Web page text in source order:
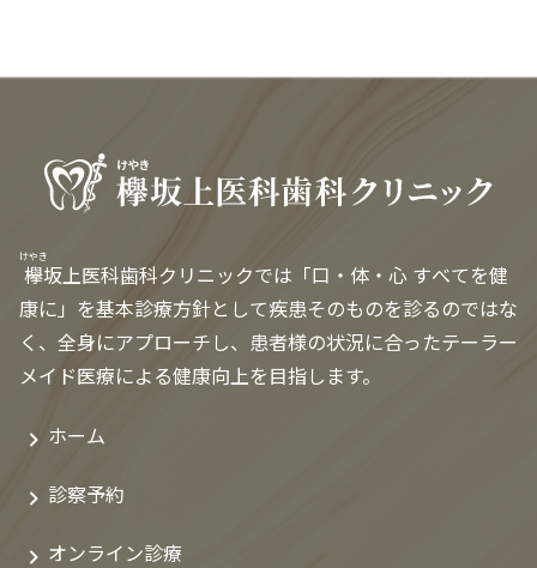
欅
けやき
坂上医科歯科クリニックでは「口・体・心 すべてを健
康に」を基本診療方針として疾患そのものを診るのではな
く、全身にアプローチし、患者様の状況に合ったテーラー
メイド医療による健康向上を目指します。
ホーム
診察予約
オンライン診療